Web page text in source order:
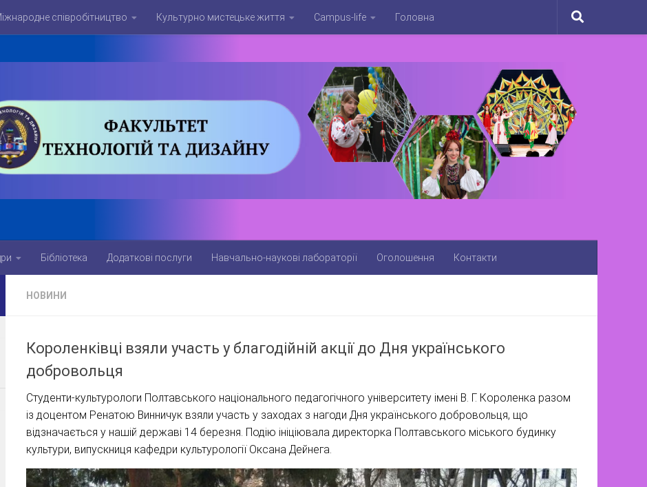
співробітництво Культурно мистецьке життя Campus-life Головна
Бібліотека Додаткові послуги Навчально-наукові лабораторії Оголошення Контакти
НОВИНИ
Короленківці взяли участь у благодійній акції до Дня українського
добровольця
Студенти-культурологи Полтавського національного педагогічного університету імені В. Г. Короленка разом
із доцентом Ренатою Винничук взяли участь у заходах з нагоди Дня українського добровольця, що
відзначається у нашій державі 14 березня. Подію ініціювала директорка Полтавського міського будинку
культури, випускниця кафедри культурології Оксана Дейнега.